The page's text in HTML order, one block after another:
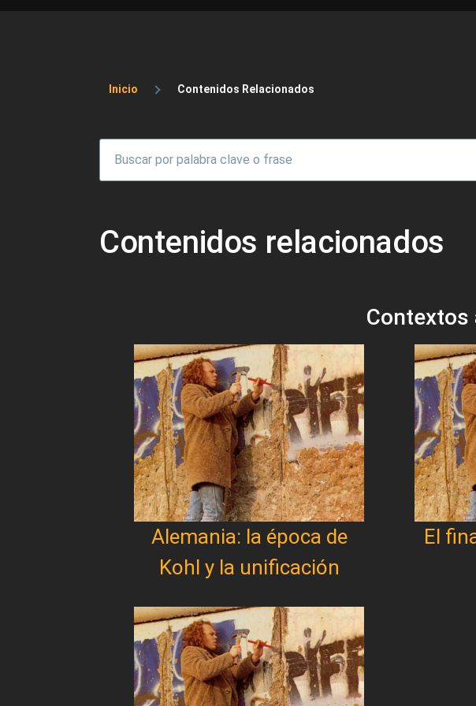
Sobrescribir enlaces de ayuda a
Inicio Contenidos Relacionados
Contenidos relacionados
Contextos
Alemania: la época de
Kohl y la unificación
El